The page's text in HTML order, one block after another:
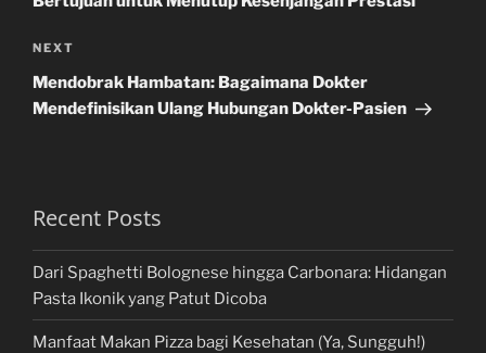
Next
Post
NEXT
Mendobrak Hambatan: Bagaimana Dokter
Mendefinisikan Ulang Hubungan Dokter-Pasien
Recent Posts
Dari Spaghetti Bolognese hingga Carbonara: Hidangan
Pasta Ikonik yang Patut Dicoba
Manfaat Makan Pizza bagi Kesehatan (Ya, Sungguh!)